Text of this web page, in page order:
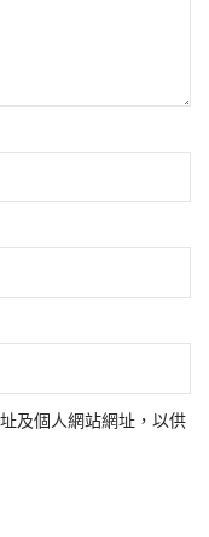
及個人網站網址，以供